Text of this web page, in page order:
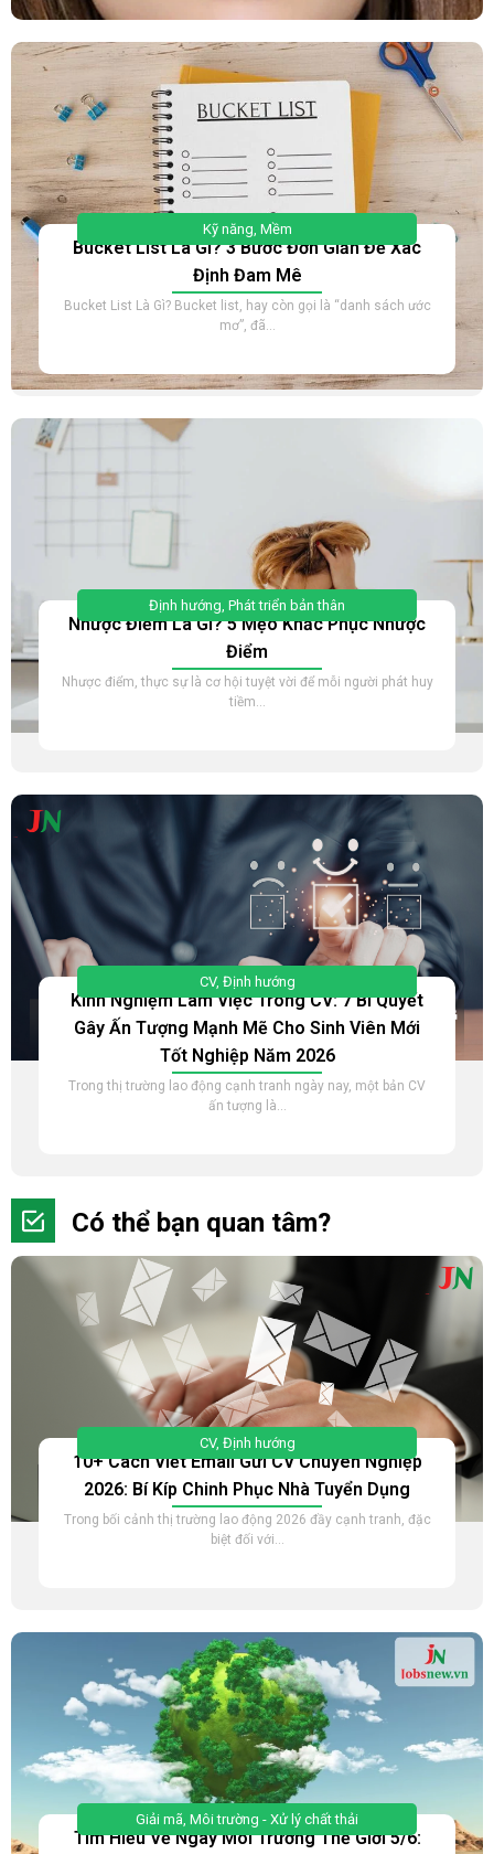
Kỹ năng Mềm
Bucket List Là Gì? 3 Bước Đơn Giản Để Xác
Định Đam Mê
Bucket List Là Gì? Bucket list, hay còn gọi là “danh sách ước
mơ”, đã...
Định hướng Phát triển bản thân
Nhược Điểm Là Gì? 5 Mẹo Khắc Phục Nhược
Điểm
Nhược điểm, thực sự là cơ hội tuyệt vời để mỗi người phát huy
tiềm...
CV, Định hướng
Kinh Nghiệm Làm Việc Trong CV: 7 Bí Quyết
Gây Ấn Tượng Mạnh Mẽ Cho Sinh Viên Mới
Tốt Nghiệp Năm 2026
Trong thị trường lao động cạnh tranh ngày nay, một bản CV
ấn tượng là...
Có thể bạn quan tâm?
CV, Định hướng
10+ Cách Viết Email Gửi CV Chuyên Nghiệp
2026: Bí Kíp Chinh Phục Nhà Tuyển Dụng
Trong bối cảnh thị trường lao động 2026 đầy cạnh tranh, đặc
biệt đối với...
Giải mã Môi trường - Xử lý chất thải
Tìm Hiểu Về Ngày Môi Trường Thế Giới 5/6: